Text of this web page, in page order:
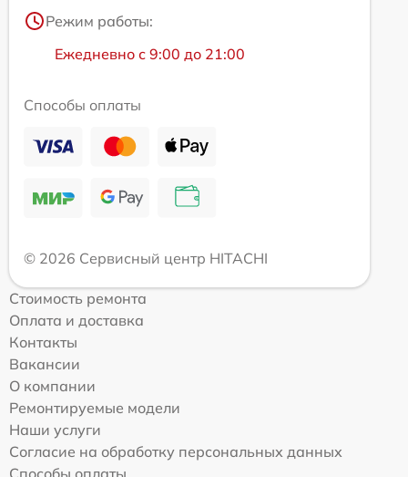
Режим работы:
Ежедневно с 9:00 до 21:00
Способы оплаты
© 2026 Сервисный центр HITACHI
Стоимость ремонта
Оплата и доставка
Контакты
Вакансии
О компании
Ремонтируемые модели
Наши услуги
Согласие на обработку персональных данных